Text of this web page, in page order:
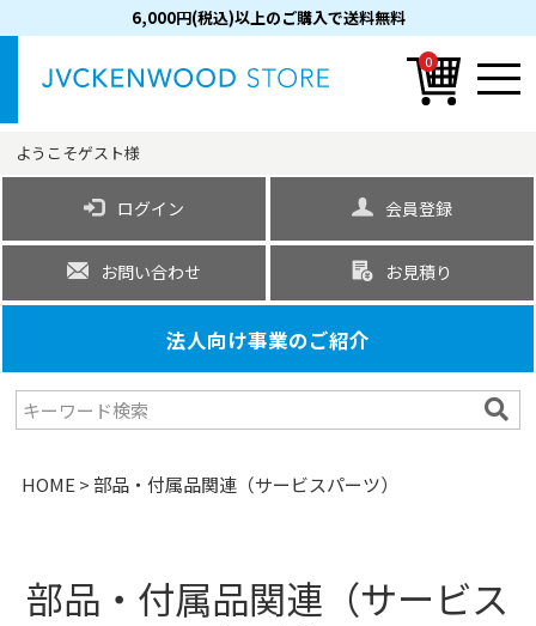
6,000円(税込)以上のご購入で送料無料
0
ようこそゲスト様
ログイン 会員登録
お問い合わせ お見積り
法人向け事業のご紹介
HOME 部品・付属品関連（サービスパーツ）
部品・付属品関連（サービス